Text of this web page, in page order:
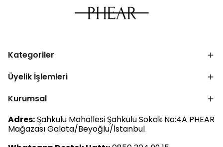
Kategoriler
Üyelik İşlemleri
Kurumsal
Adres: Şahkulu Mahallesi Şahkulu Sokak No:4A PHEAR
Mağazası Galata/Beyoğlu/İstanbul